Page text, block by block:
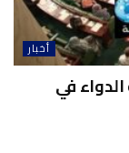
أخبار
في